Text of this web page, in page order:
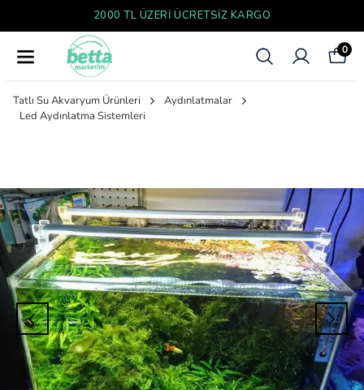
YENI SEZON ÜRÜNLER
0
Tatlı Su Akvaryum Ürünleri
Aydınlatmalar
Led Aydınlatma Sistemleri